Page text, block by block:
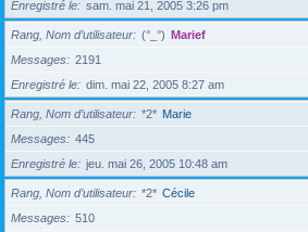
Enregistré le
sam. mai 21, 2005 3:26 pm
Rang, Nom d’utilisateur (°_°) Marief
Messages
2191
Enregistré le
dim. mai 22, 2005 8:27 am
Rang, Nom d’utilisateur *2* Marie
Messages
445
Enregistré le
jeu. mai 26, 2005 10:48 am
Rang, Nom d’utilisateur *2* Cécile
Messages
510